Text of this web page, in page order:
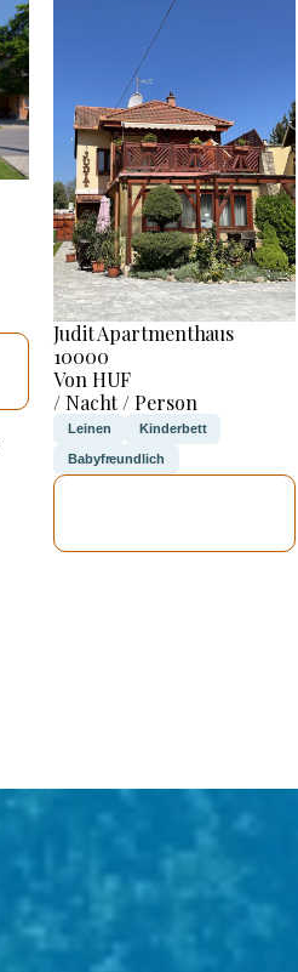
Judit Apartmenthaus
10000
Von HUF
/ Nacht / Person
Leinen Kinderbett
Babyfreundlich